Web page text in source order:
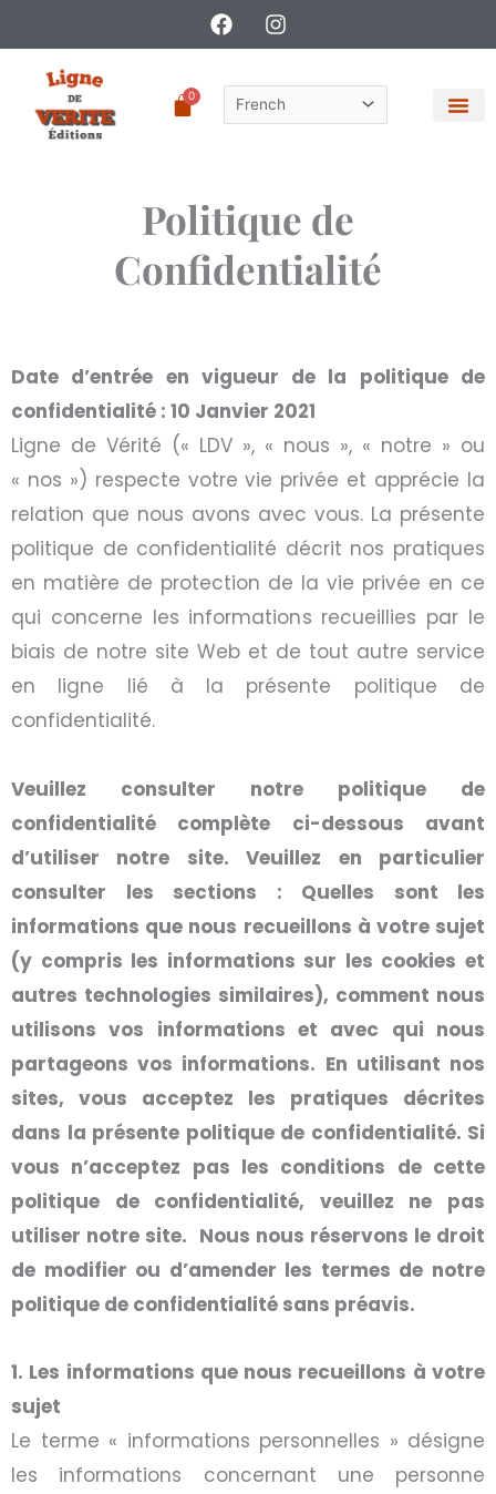
contenu
F
a
e
o
I
n
t
a
g
0
Panier
Politique de
Confidentialité
Date d’entrée en vigueur de la politique de
confidentialité : 10 Janvier 2021
Ligne de Vérité (« LDV », « nous », « notre » ou
« nos ») respecte votre vie privée et apprécie la
relation que nous avons avec vous. La présente
politique de confidentialité décrit nos pratiques
en matière de protection de la vie privée en ce
qui concerne les informations recueillies par le
biais de notre site Web et de tout autre service
en ligne lié à la présente politique de
confidentialité.
Veuillez consulter notre politique de
confidentialité complète ci-dessous avant
d’utiliser notre site. Veuillez en particulier
consulter les sections : Quelles sont les
informations que nous recueillons à votre sujet
(y compris les informations sur les cookies et
autres technologies similaires), comment nous
utilisons vos informations et avec qui nous
partageons vos informations. En utilisant nos
sites, vous acceptez les pratiques décrites
dans la présente politique de confidentialité. Si
vous n’acceptez pas les conditions de cette
politique de confidentialité, veuillez ne pas
utiliser notre site. Nous nous réservons le droit
de modifier ou d’amender les termes de notre
politique de confidentialité sans préavis.
1. Les informations que nous recueillons à votre
sujet
Le terme « informations personnelles » désigne
les informations concernant une personne